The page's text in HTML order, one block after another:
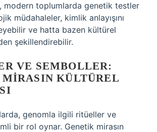
modern toplumlarda genetik testler
müdahaleler, kimlik anlayışını
ve hatta bazen kültürel
şekillendirebilir.
VE SEMBOLLER:
KÜLTÜREL
genomla ilgili ritüeller ve
bir rol oynar. Genetik mirasın